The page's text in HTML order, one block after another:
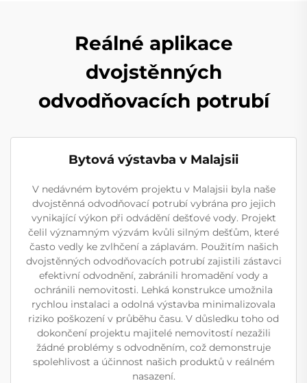
Reálné aplikace
dvojstěnných
odvodňovacích potrubí
Bytová výstavba v Malajsii
V nedávném bytovém projektu v Malajsii byla naše
dvojstěnná odvodňovací potrubí vybrána pro jejich
vynikající výkon při odvádění dešťové vody. Projekt
čelil významným výzvám kvůli silným dešťům, které
často vedly ke zvlhčení a záplavám. Použitím našich
dvojstěnných odvodňovacích potrubí zajistili zástavci
efektivní odvodnění, zabránili hromadění vody a
ochránili nemovitosti. Lehká konstrukce umožnila
rychlou instalaci a odolná výstavba minimalizovala
riziko poškození v průběhu času. V důsledku toho od
dokončení projektu majitelé nemovitostí nezažili
žádné problémy s odvodněním, což demonstruje
spolehlivost a účinnost našich produktů v reálném
nasazení.